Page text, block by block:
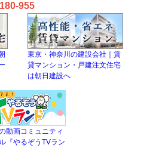
955
東京・神奈川の建設会社｜賃
貸マンション・戸建注文住宅
は朝日建設へ
動画コミュニティ
『やるぞうTVラン